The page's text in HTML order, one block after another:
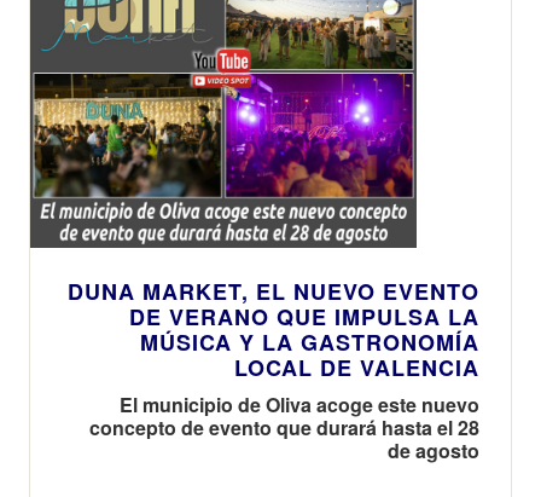
DUNA MARKET, EL NUEVO EVENTO
DE VERANO QUE IMPULSA LA
MÚSICA Y LA GASTRONOMÍA
LOCAL DE VALENCIA
El municipio de Oliva acoge este nuevo
concepto de evento que durará hasta el 28
de agosto